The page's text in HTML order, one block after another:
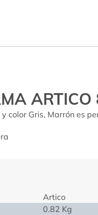
ARTICO
color Gris, Marrón es
Artico
0.82 Kg